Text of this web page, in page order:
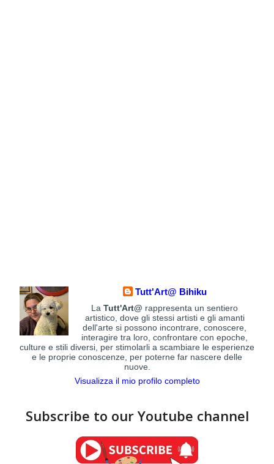
Tutt'Art@ Bihiku
LaTutt'Art@ rappresenta un sentiero
artistico, dove gli stessi artisti e gli amanti
dell'arte si possono incontrare, conoscere,
interagire tra loro, confrontare con epoche,
culture e stili diversi, per stimolarli a scambiare le esperienze
e le proprie conoscenze, per poterne far nascere delle
nuove.
Visualizza il mio profilo completo
Subscribe to our Youtube channel